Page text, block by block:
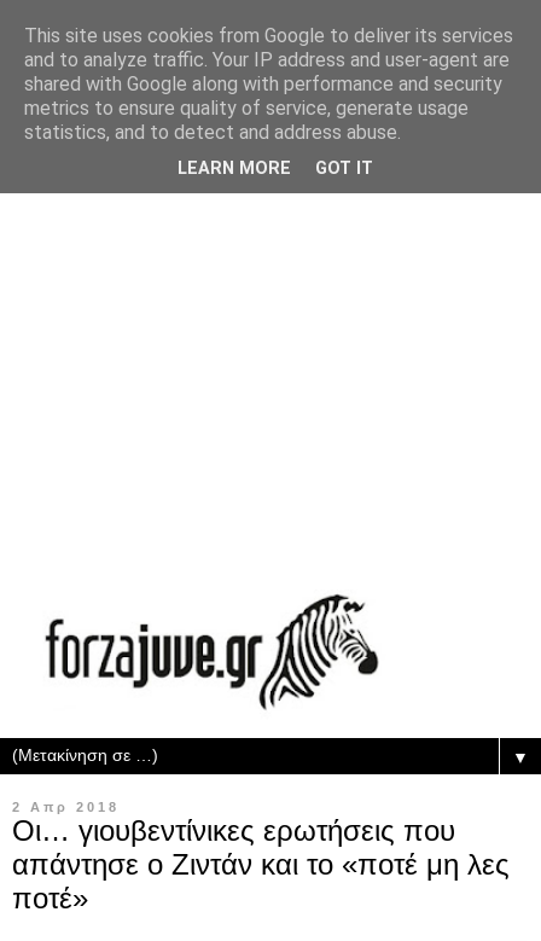
▼
2 Απρ 2018
Οι… γιουβεντίνικες ερωτήσεις που
απάντησε ο Ζιντάν και το «ποτέ μη λες
ποτέ»
This site uses cookies from Google to deliver its services
and to analyze traffic. Your IP address and user-agent are
shared with Google along with performance and security
metrics to ensure quality of service, generate usage
statistics, and to detect and address abuse.
LEARN MORE GOT IT